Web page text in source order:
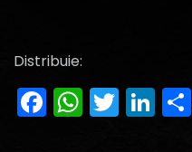
Distribuie:
Facebook